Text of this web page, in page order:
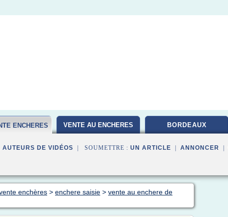
ENCHERES VENTE AU ENCHERES BORDEAUX
AUTEURS DE VIDÉOS | SOUMETTRE : UN ARTICLE ANNONCER
enchères > enchere saisie > vente au enchere de